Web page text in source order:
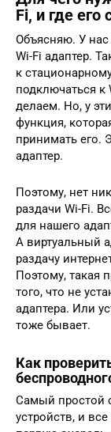
Fi, и где его
Объясняю. У нас
Wi-Fi адаптер.
к
подключаться к
делаем. Но, у
функция,
принимать его.
адаптер.
Поэтому, нет
раздачи Wi-Fi.
для нашего
А виртуальный
раздачу
Поэтому, такая
того, что не
адаптера. Или
тоже бывает.
Как
Самый простой
устройств, и